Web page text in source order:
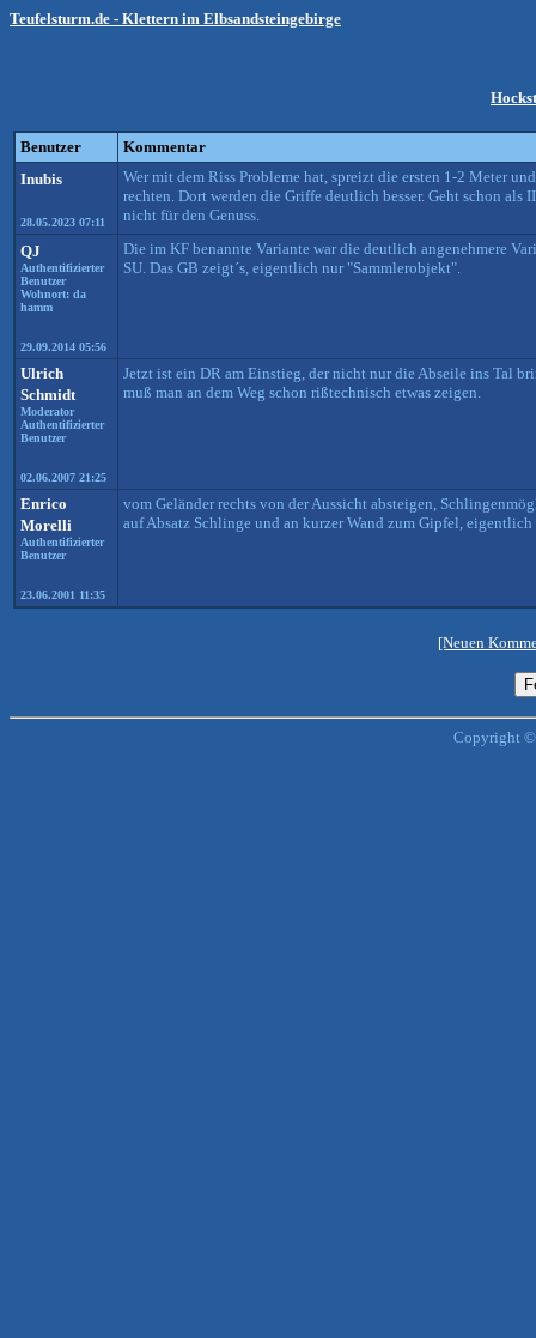
Teufelsturm.de - Klettern im Elbsandsteingebirge
Benutzer
Kommentar
Inubis
28.05.2023 07:11
Wer mit dem Riss Probleme hat, spreizt die ersten 1-2 Meter
rechten. Dort werden die Griffe deutlich besser. Geht schon als
nicht für den Genuss.
QJ
Authentifizierter
Benutzer
Wohnort: da
hamm
29.09.2014 05:56
Die im KF benannte Variante war die deutlich angenehmere
SU. Das GB zeigt´s, eigentlich nur "Sammlerobjekt".
Ulrich
Schmidt
Moderator
Authentifizierter
Benutzer
02.06.2007 21:25
Jetzt ist ein DR am Einstieg, der nicht nur die Abseile ins Tal
muß man an dem Weg schon rißtechnisch etwas zeigen.
Enrico
Morelli
Authentifizierter
Benutzer
23.06.2001 11:35
vom Geländer rechts von der Aussicht absteigen,
auf Absatz Schlinge und an kurzer Wand zum Gipfel,
[Neuen
Copyright ©